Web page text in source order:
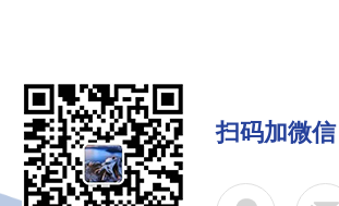
扫码加微信